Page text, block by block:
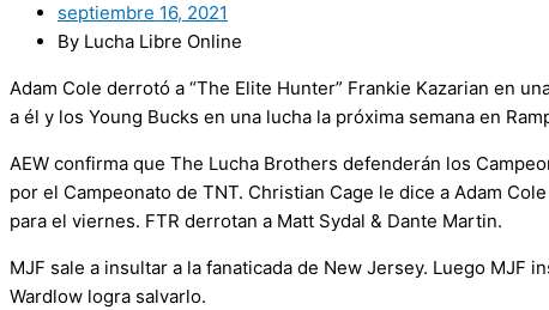
septiembre 16, 2021
By Lucha Libre Online
Adam Cole derrotó a “The Elite Hunter” Frankie Kazarian en
a él y los Young Bucks en una lucha la próxima semana en
AEW confirma que The Lucha Brothers defenderán los
por el Campeonato de TNT. Christian Cage le dice a Adam
para el viernes. FTR derrotan a Matt Sydal & Dante Martin.
MJF sale a insultar a la fanaticada de New Jersey. Luego MJF
Wardlow logra salvarlo.